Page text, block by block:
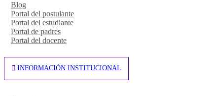
Blog
Portal del postulante
Portal del estudiante
Portal de padres
Portal del docente
INFORMACIÓN INSTITUCIONAL